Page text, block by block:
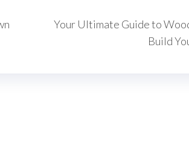
Your Ultimate Guide to
Build